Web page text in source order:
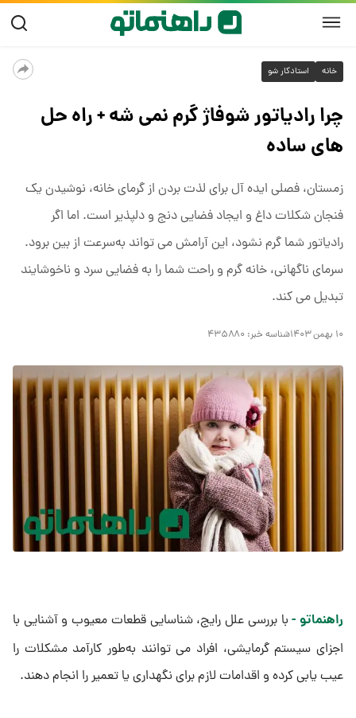
خانه استادکار شو
چرا رادیاتور شوفاژ گرم نمی شه + راه حل
های ساده
زمستان، فصلی ایده ‌آل برای لذت بردن از گرمای خانه، نوشیدن یک
فنجان شکلات داغ و ایجاد فضایی دنج و دلپذیر است. اما اگر
رادیاتور شما گرم نشود، این آرامش می ‌تواند به‌سرعت از بین برود.
سرمای ناگهانی، خانه گرم و راحت شما را به فضایی سرد و ناخوشایند
تبدیل می ‌کند.
۱۰ بهمن ۱۴۰۳ شناسه خبر: ۴۳۵۸۸۰
راهنماتو -با بررسی علل رایج، شناسایی قطعات معیوب و آشنایی با
اجزای سیستم گرمایشی، افراد می ‌توانند به‌طور کارآمد مشکلات را
عیب ‌یابی کرده و اقدامات لازم برای نگهداری یا تعمیر را انجام دهند.